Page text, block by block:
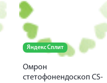
Яндекс Сплит
Омрон
стетофонендоскоп CS-